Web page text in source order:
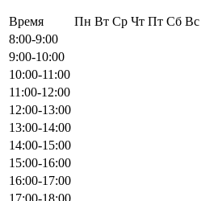
Время Пн Вт Ср Чт Пт Сб Вс
8:00-9:00
9:00-10:00
10:00-11:00
11:00-12:00
12:00-13:00
13:00-14:00
14:00-15:00
15:00-16:00
16:00-17:00